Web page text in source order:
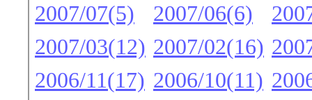
2007/07(5)
2007/06(6)
2007/03(12) 2007/02(16)
2006/11(17) 2006/10(11)